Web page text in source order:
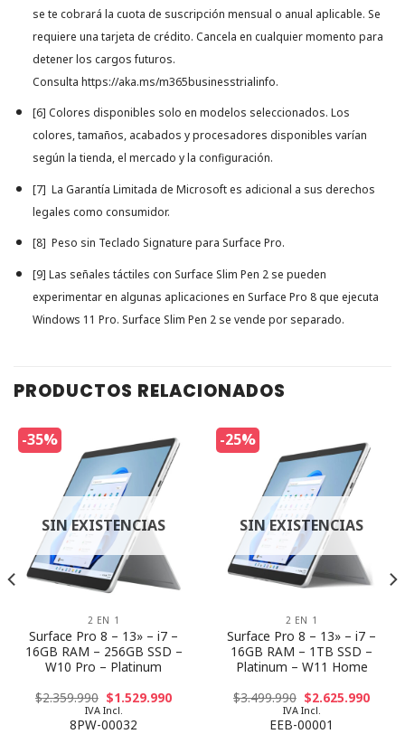
se te cobrará la cuota de suscripción mensual o anual aplicable. Se
requiere una tarjeta de crédito. Cancela en cualquier momento para
detener los cargos futuros.
Consulta https://aka.ms/m365businesstrialinfo.
[6] Colores disponibles solo en modelos seleccionados. Los
colores, tamaños, acabados y procesadores disponibles varían
según la tienda, el mercado y la configuración.
[7] La Garantía Limitada de Microsoft es adicional a sus derechos
legales como consumidor.
[8] Peso sin Teclado Signature para Surface Pro.
[9] Las señales táctiles con Surface Slim Pen 2 se pueden
experimentar en algunas aplicaciones en Surface Pro 8 que ejecuta
Windows 11 Pro. Surface Slim Pen 2 se vende por separado.
PRODUCTOS RELACIONADOS
-35%
SIN EXISTENCIAS
2 EN 1
Surface Pro 8 – 13» – i7 –
16GB RAM – 256GB SSD –
W10 Pro – Platinum
$2.359.990 $1.529.990
IVA Incl.
8PW-00032
-25%
SIN EXISTENCIAS
2 EN 1
Surface Pro 8 – 13» – i7 –
16GB RAM – 1TB SSD –
Platinum – W11 Home
$3.499.990 $2.625.990
IVA Incl.
EEB-00001